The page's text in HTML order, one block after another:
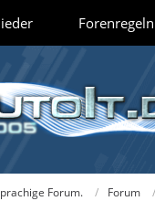
Forenregeln
Forum. Forum